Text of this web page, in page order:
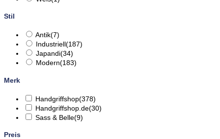
Stil
Antik(7)
Industriell(187)
Japandi(34)
Modern(183)
Merk
Handgriffshop(378)
Handgriffshop.de(30)
Sass & Belle(9)
Preis